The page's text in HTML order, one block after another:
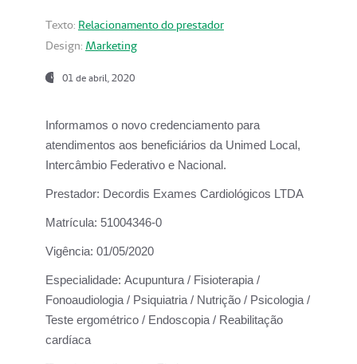
Texto: Relacionamento do prestador
Design: Marketing
01 de abril, 2020
Informamos o novo credenciamento para
atendimentos aos beneficiários da Unimed Local,
Intercâmbio Federativo e Nacional.
Prestador: Decordis Exames Cardiológicos LTDA
Matrícula: 51004346-0
Vigência: 01/05/2020
Especialidade: Acupuntura / Fisioterapia /
Fonoaudiologia / Psiquiatria / Nutrição / Psicologia /
Teste ergométrico / Endoscopia / Reabilitação
cardíaca